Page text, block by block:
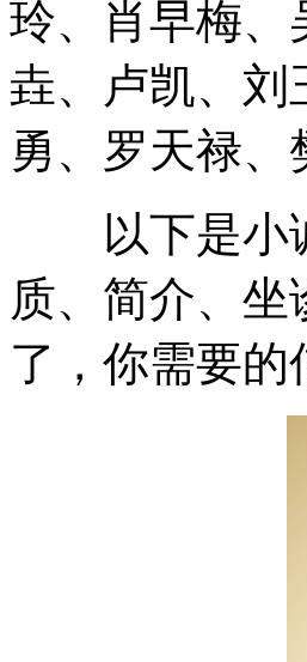
玲、肖早梅、
垚、卢凯、刘
勇、罗天禄
以下是小诚
质、简介、
了，你需要的